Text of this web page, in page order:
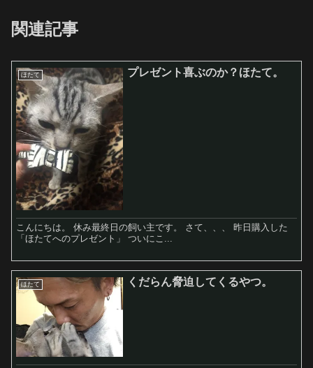
関連記事
ほたて プレゼント喜ぶのか？ほたて。
こんにちは。 休み最終日の飼い主です。 さて、、、 昨日購入した
「ほたてへのプレゼント」 ついにこ...
ほたて くだらん脅迫してくるやつ。